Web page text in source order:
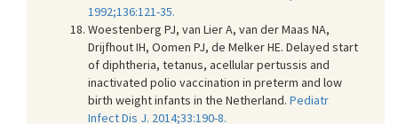
1992;136:121-35.
Woestenberg PJ, van Lier A, van der Maas NA,
Drijfhout IH, Oomen PJ, de Melker HE. Delayed start
of diphtheria, tetanus, acellular pertussis and
inactivated polio vaccination in preterm and low
birth weight infants in the Netherland. Pediatr
Infect Dis J. 2014;33:190-8.